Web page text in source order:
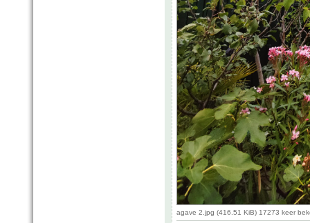
agave 2.jpg (416.51 KiB) 17273 keer